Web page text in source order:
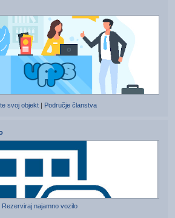
svoj objekt Područje članstva
Rezerviraj najamno vozilo